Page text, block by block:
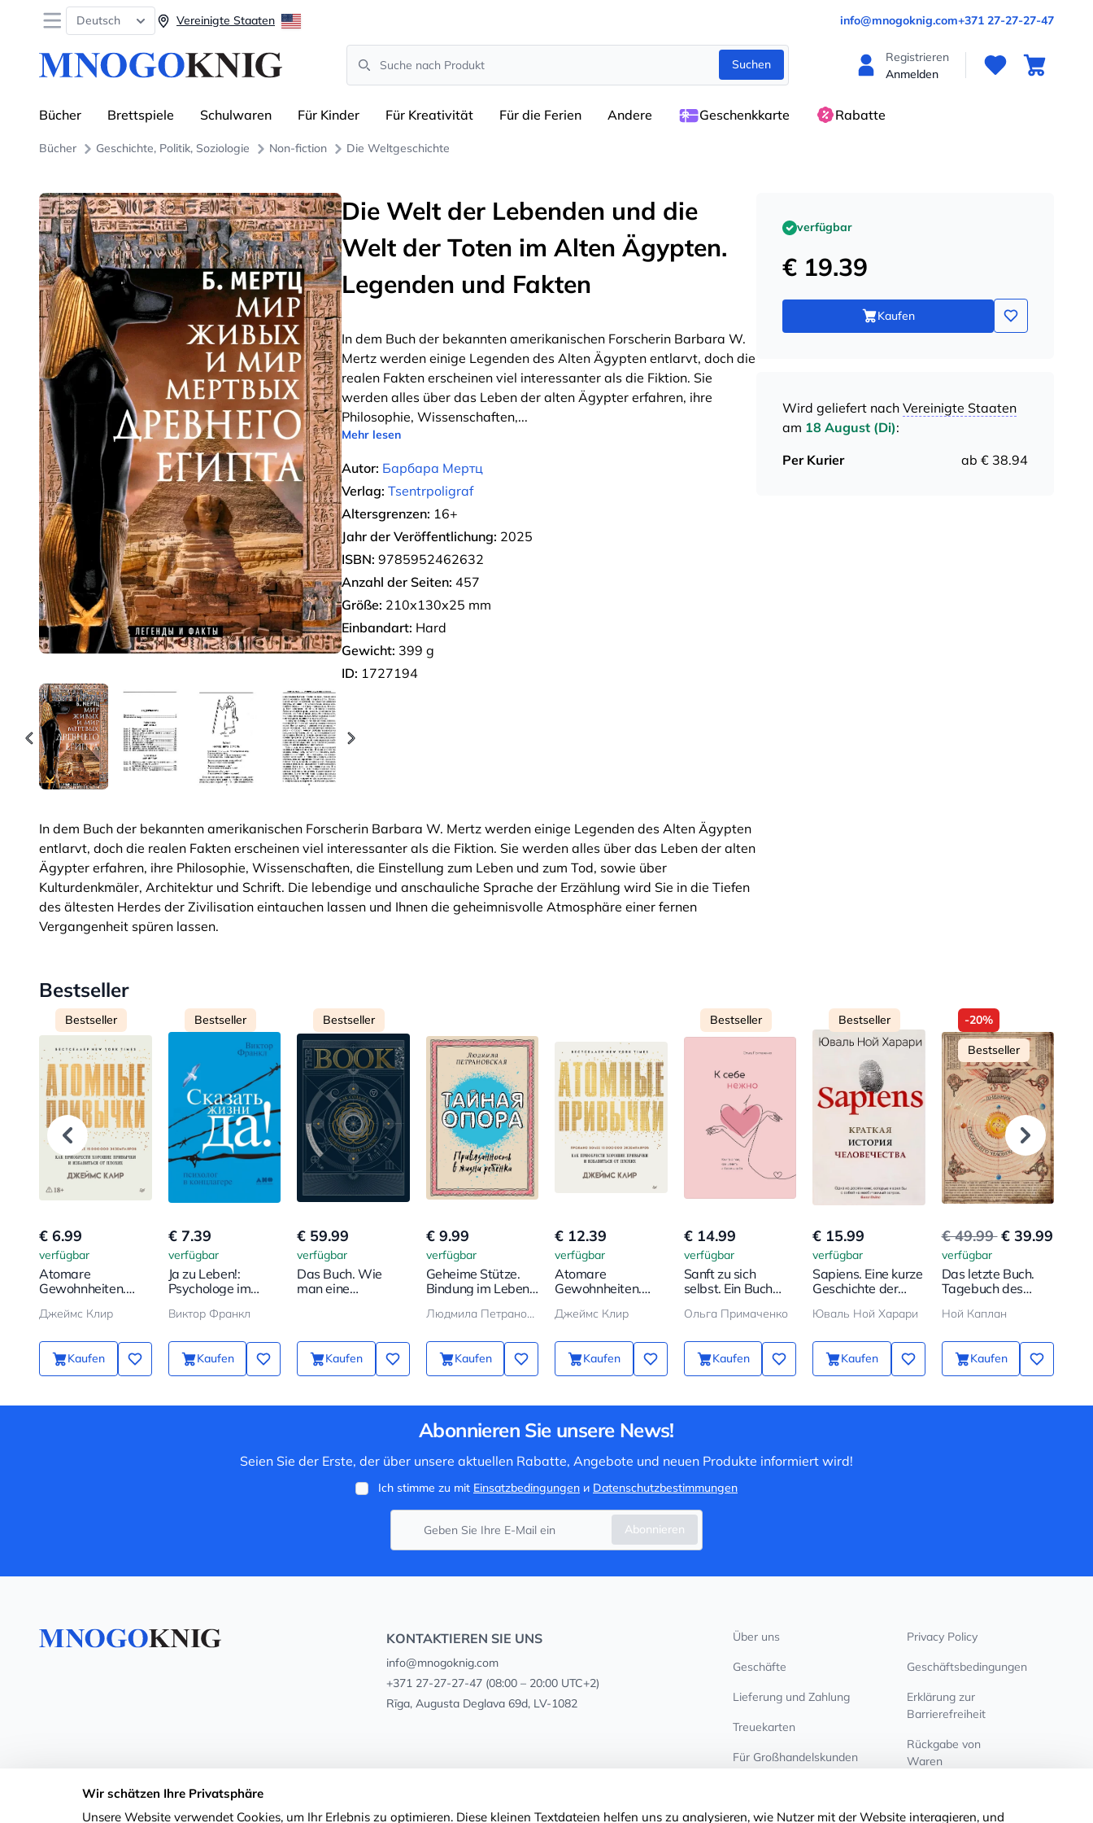
Open menu
Deutsch Vereinigte Staaten info@mnogoknig.com+371 27-27-27-47
Search
Suchen
Registrieren
Anmelden
Bücher Brettspiele Schulwaren Für Kinder Für Kreativität Für die Ferien Andere Geschenkkarte Rabatte
Bücher Geschichte, Politik, Soziologie Non-fiction Die Weltgeschichte
Die Welt der Lebenden und die
Welt der Toten im Alten Ägypten.
Legenden und Fakten
In dem Buch der bekannten amerikanischen Forscherin Barbara W.
Mertz werden einige Legenden des Alten Ägypten entlarvt, doch die
realen Fakten erscheinen viel interessanter als die Fiktion. Sie
werden alles über das Leben der alten Ägypter erfahren, ihre
Philosophie, Wissenschaften,...
Mehr lesen
Autor: Барбара Мертц
Verlag: Tsentrpoligraf
Altersgrenzen: 16+
Jahr der Veröffentlichung: 2025
ISBN: 9785952462632
Anzahl der Seiten: 457
Größe: 210х130х25 mm
Einbandart: Hard
Gewicht: 399 g
ID: 1727194
In dem Buch der bekannten amerikanischen Forscherin Barbara W. Mertz werden einige Legenden des Alten Ägypten
entlarvt, doch die realen Fakten erscheinen viel interessanter als die Fiktion. Sie werden alles über das Leben der alten
Ägypter erfahren, ihre Philosophie, Wissenschaften, die Einstellung zum Leben und zum Tod, sowie über
Kulturdenkmäler, Architektur und Schrift. Die lebendige und anschauliche Sprache der Erzählung wird Sie in die Tiefen
des ältesten Herdes der Zivilisation eintauchen lassen und Ihnen die geheimnisvolle Atmosphäre einer fernen
Vergangenheit spüren lassen.
verfügbar
€ 19.39
Kaufen
Wird geliefert nach Vereinigte Staaten
am 18 August (Di):
Per Kurier
ab € 38.94
Bestseller
Bestseller
€ 6.99
verfügbar
Atomare
Gewohnheiten.
Gewohnheiten
schlechte loswird
Джеймс Клир
Kaufen
Bestseller
€ 7.39
verfügbar
Ja zu Leben!:
Psychologe im
Виктор Франкл
Kaufen
Bestseller
€ 59.99
verfügbar
Das Buch. Wie
man eine
Kaufen
€ 9.99
verfügbar
Geheime Stütze.
Bindung im Leben
Людмила Петрановская
Kaufen
€ 12.39
verfügbar
Atomare
Gewohnheiten.
Gewohnheiten
Джеймс Клир
Kaufen
Bestseller
€ 14.99
verfügbar
Sanft zu sich
selbst. Ein Buch
sich schätzt und
Ольга Примаченко
Kaufen
Bestseller
€ 15.99
verfügbar
Sapiens. Eine kurze
Geschichte der
Юваль Ной Харари
Kaufen
-20%
Bestseller
€ 49.99€ 39.99
verfügbar
Das letzte Buch.
Tagebuch des
auf Erden
Ной Каплан
Kaufen
Abonnieren Sie unsere News!
Seien Sie der Erste, der über unsere aktuellen Rabatte, Angebote und neuen Produkte informiert wird!
Ich stimme zu mit Einsatzbedingungen и Datenschutzbestimmungen
Abonnieren
KONTAKTIEREN SIE UNS
info@mnogoknig.com
+371 27-27-27-47(08:00 – 20:00 UTC+2)
Rīga, Augusta Deglava 69d, LV-1082
Über uns
Geschäfte
Lieferung und Zahlung
Treuekarten
Für Großhandelskunden
Privacy Policy
Geschäftsbedingungen
Erklärung zur
Barrierefreiheit
Rückgabe von
Waren
Wir schätzen Ihre Privatsphäre
Unsere Website verwendet Cookies, um Ihr Erlebnis zu optimieren. Diese kleinen Textdateien helfen uns zu analysieren, wie Nutzer mit der Website interagieren, und